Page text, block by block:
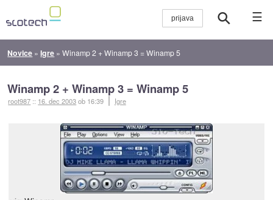
☰
Novice »Igre »Winamp 2 + Winamp 3 = Winamp 5
Winamp 2 + Winamp 3 = Winamp 5
root987 :: 16. dec 2003ob 16:39 Igre